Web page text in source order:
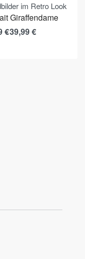
im Retro Look
Giraffendame
€39,99€